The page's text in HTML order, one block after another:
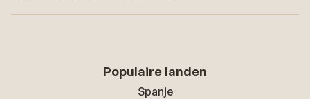
Populaire landen
Spanje